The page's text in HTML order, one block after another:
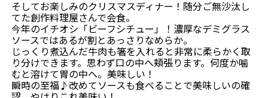
そしてお楽しみのクリスマスディナー！随分ご無沙汰し
てた創作料理屋さんで会食。
今年のイチオシ「ビーフシチュー」！濃厚なデミグラス
ソースではあるが割とあっさりなめらか。
じっくり煮込んだ牛肉も箸を入れると非常に柔らかく取
り分けできます。思わず口の中へ頬張ります。何度か噛
むと溶けて胃の中へ。美味しい！
瞬時の至福♪改めてソースも食べることで美味しいの確